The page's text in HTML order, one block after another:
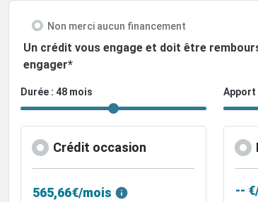
Non merci aucun financement
Un crédit vous engage et doit être
engager*
Durée : 48 mois Apport
Crédit occasion
565,66€/mois --